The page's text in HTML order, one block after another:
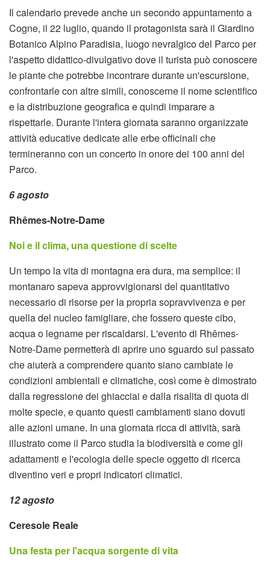
Il calendario prevede anche un secondo appuntamento a
Cogne, il 22 luglio, quando il protagonista sarà il Giardino
Botanico Alpino Paradisia, luogo nevralgico del Parco per
l'aspetto didattico-divulgativo dove il turista può conoscere
le piante che potrebbe incontrare durante un'escursione,
confrontarle con altre simili, conoscerne il nome scientifico
e la distribuzione geografica e quindi imparare a
rispettarle. Durante l'intera giornata saranno organizzate
attività educative dedicate alle erbe officinali che
termineranno con un concerto in onore dei 100 anni del
Parco.
6 agosto
Rhêmes-Notre-Dame
Noi e il clima, una questione di scelte
Un tempo la vita di montagna era dura, ma semplice: il
montanaro sapeva approvvigionarsi del quantitativo
necessario di risorse per la propria sopravvivenza e per
quella del nucleo famigliare, che fossero queste cibo,
acqua o legname per riscaldarsi. L'evento di Rhêmes-
Notre-Dame permetterà di aprire uno sguardo sul passato
che aiuterà a comprendere quanto siano cambiate le
condizioni ambientali e climatiche, così come è dimostrato
dalla regressione dei ghiacciai e dalla risalita di quota di
molte specie, e quanto questi cambiamenti siano dovuti
alle azioni umane. In una giornata ricca di attività, sarà
illustrato come il Parco studia la biodiversità e come gli
adattamenti e l'ecologia delle specie oggetto di ricerca
diventino veri e propri indicatori climatici.
12 agosto
Ceresole Reale
Una festa per l'acqua sorgente di vita